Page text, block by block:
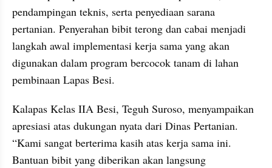
pendampingan teknis, serta penyediaan sarana
pertanian. Penyerahan bibit terong dan cabai menjadi
langkah awal implementasi kerja sama yang akan
digunakan dalam program bercocok tanam di lahan
pembinaan Lapas Besi.
Kalapas Kelas IIA Besi, Teguh Suroso, menyampaikan
apresiasi atas dukungan nyata dari Dinas Pertanian.
“Kami sangat berterima kasih atas kerja sama ini.
Bantuan bibit yang diberikan akan langsung